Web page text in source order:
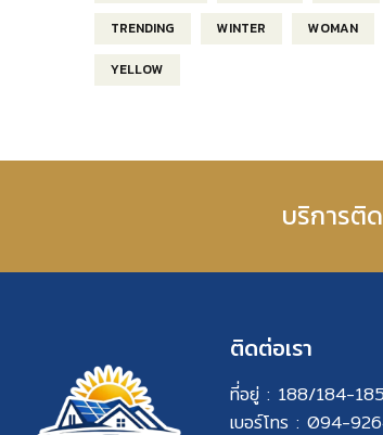
TRENDING WINTER WOMAN
YELLOW
บริการติ
ติดต่อเรา
ที่อยู่ : 188/184-
เบอร์โทร : 094-